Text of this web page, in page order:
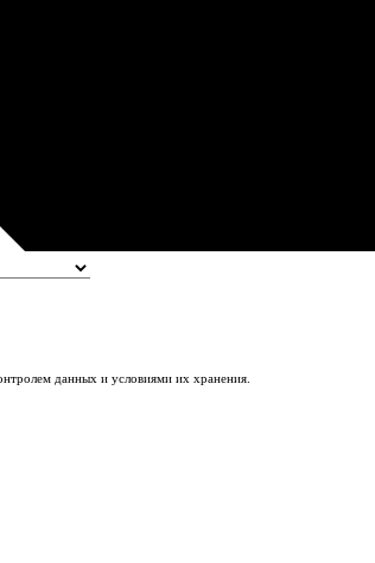
данных и условиями их хранения.